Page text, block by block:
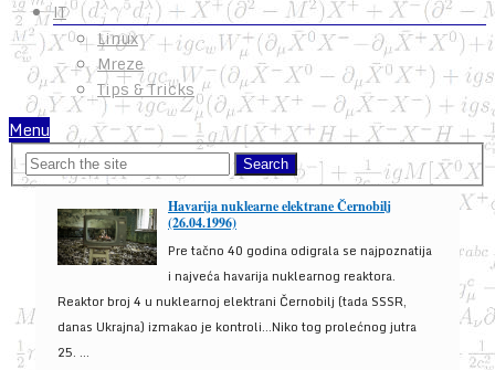
IT
Linux
Mreze
Tips & Tricks
Menu
Havarija nuklearne elektrane Černobilj
(26.04.1996)
Pre tačno 40 godina odigrala se najpoznatija
i najveća havarija nuklearnog reaktora.
Reaktor broj 4 u nuklearnoj elektrani Černobilj (tada SSSR,
danas Ukrajna) izmakao je kontroli...Niko tog prolećnog jutra
25. ...